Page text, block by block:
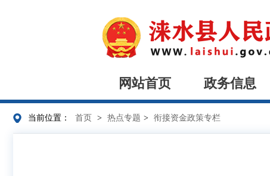
网站首页 政务信息
当前位置： 首页 > 热点专题 > 衔接资金政策专栏